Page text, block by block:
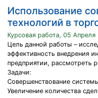
Использование
технологий в
Курсовая работа, 05 Апреля
Цель данной работы –
эффективность внедрения
предприятии, рассмотреть
Задачи:
Совершенствование
Увеличение количества